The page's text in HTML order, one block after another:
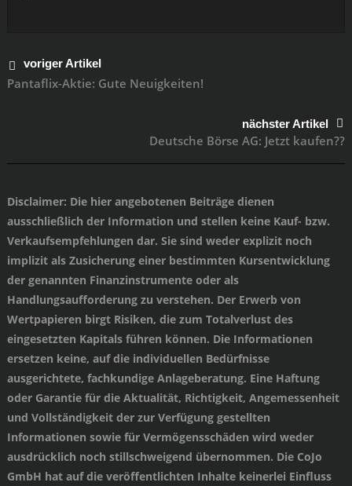
voriger Artikel
Pantaflix-Aktie: Gute Neuigkeiten!
nächster Artikel
Deutsche Börse AG: Jetzt kaufen??
Disclaimer: Die hier angebotenen Beiträge dienen
ausschließlich der Information und stellen keine Kauf- bzw.
Verkaufsempfehlungen dar. Sie sind weder explizit noch
implizit als Zusicherung einer bestimmten Kursentwicklung
der genannten Finanzinstrumente oder als
Handlungsaufforderung zu verstehen. Der Erwerb von
Wertpapieren birgt Risiken, die zum Totalverlust des
eingesetzten Kapitals führen können. Die Informationen
ersetzen keine, auf die individuellen Bedürfnisse
ausgerichtete, fachkundige Anlageberatung. Eine Haftung
oder Garantie für die Aktualität, Richtigkeit, Angemessenheit
und Vollständigkeit der zur Verfügung gestellten
Informationen sowie für Vermögensschäden wird weder
ausdrücklich noch stillschweigend übernommen. Die CoJo
GmbH hat auf die veröffentlichten Inhalte keinerlei Einfluss